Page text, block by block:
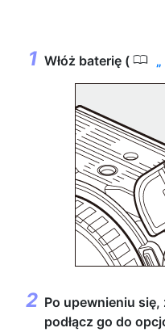
Włóż baterię ( 0
Po upewnieniu się,
podłącz go do